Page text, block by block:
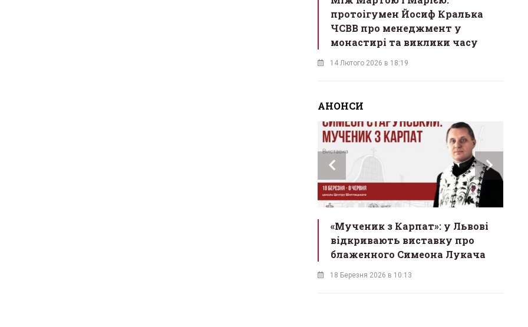
протоігумен Йосиф Кралька
ЧСВВ про менеджмент у
монастирі та виклики часу
14 Лютого 2026 в 18:19
АНОНСИ
«Мученик з Карпат»: у Львові
відкривають виставку про
блаженного Симеона Лукача
18 Березня 2026 в 10:13